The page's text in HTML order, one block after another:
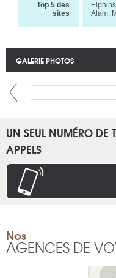
Top 5 des
sites
Alam,
GALERIE PHOTOS
UN SEUL NUMÉRO DE
APPELS
Nos
AGENCES DE